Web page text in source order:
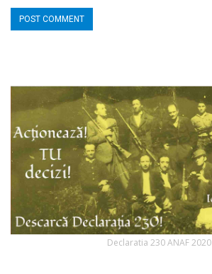
Declaratia 230 ANAF 2020